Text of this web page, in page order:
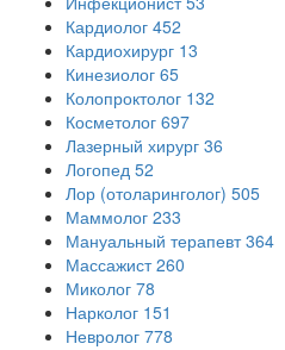
Кардиолог 452
Кардиохирург 13
Кинезиолог 65
Колопроктолог 132
Косметолог 697
Лазерный хирург 36
Логопед 52
Лор (отоларинголог) 505
Маммолог 233
Мануальный терапевт 364
Массажист 260
Миколог 78
Нарколог 151
Невролог 778